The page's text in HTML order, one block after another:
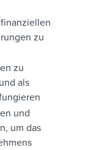
zu
zu
als
und
um das